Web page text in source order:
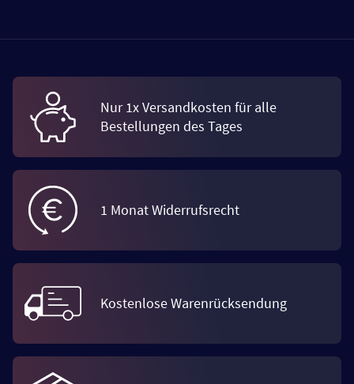
Nur 1x Versandkosten für alle
Bestellungen des Tages
1 Monat Widerrufsrecht
Kostenlose Warenrücksendung